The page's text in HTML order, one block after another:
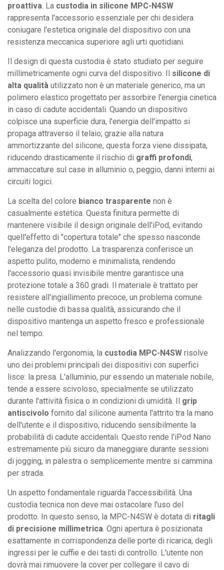
proattiva . La custodia in silicone MPC-N4SW
rappresenta l'accessorio essenziale per chi desidera
coniugare l'estetica originale del dispositivo con una
resistenza meccanica superiore agli urti quotidiani.
Il design di questa custodia è stato studiato per seguire
millimetricamente ogni curva del dispositivo. Il silicone di
alta qualità utilizzato non è un materiale generico, ma un
polimero elastico progettato per assorbire l'energia cinetica
in caso di cadute accidentali. Quando un dispositivo
colpisce una superficie dura, l'energia dell'impatto si
propaga attraverso il telaio; grazie alla natura
ammortizzante del silicone, questa forza viene dissipata,
riducendo drasticamente il rischio di graffi profondi,
ammaccature sul case in alluminio o, peggio, danni interni ai
circuiti logici.
La scelta del colore bianco trasparente non è
casualmente estetica. Questa finitura permette di
mantenere visibile il design originale dell'iPod, evitando
quell'effetto di "copertura totale" che spesso nasconde
l'eleganza del prodotto. La trasparenza conferisce un
aspetto pulito, moderno e minimalista, rendendo
l'accessorio quasi invisibile mentre garantisce una
protezione totale a 360 gradi. Il materiale è trattato per
resistere all'ingiallimento precoce, un problema comune
nelle custodie di bassa qualità, assicurando che il
dispositivo mantenga un aspetto fresco e professionale
nel tempo.
Analizzando l'ergonomia, la custodia MPC-N4SW risolve
uno dei problemi principali dei dispositivi con superfici
lisce: la presa. L'alluminio, pur essendo un materiale nobile,
tende a essere scivoloso, specialmente se utilizzato
durante l'attività fisica o in condizioni di umidità. Il grip
antiscivolo fornito dal silicone aumenta l'attrito tra la mano
dell'utente e il dispositivo, riducendo sensibilmente la
probabilità di cadute accidentali. Questo rende l'iPod Nano
estremamente più sicuro da maneggiare durante sessioni
di jogging, in palestra o semplicemente mentre si cammina
per strada.
Un aspetto fondamentale riguarda l'accessibilità. Una
custodia tecnica non deve mai ostacolare l'uso del
prodotto. In questo senso, la MPC-N4SW è dotata di ritagli
di precisione millimetrica . Ogni apertura è posizionata
esattamente in corrispondenza delle porte di ricarica, degli
ingressi per le cuffie e dei tasti di controllo. L'utente non
dovrà mai rimuovere la cover per collegare il cavo di